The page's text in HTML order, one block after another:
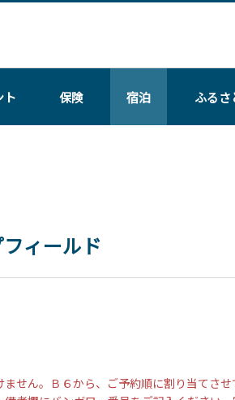
ト 保険 宿泊 ふるさ
ィールド
せん。Ｂ６から、ご予約順に割り当てさせ